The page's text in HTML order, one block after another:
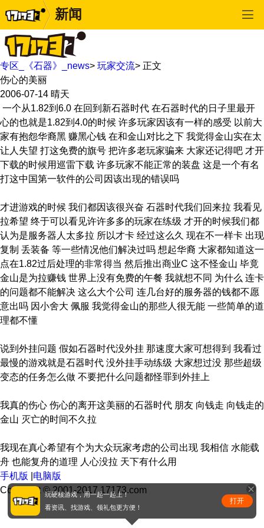
新闻
专区_《石器》_news> 玩家交流> 正文
伤心的美丽
2006-07-14 晴天
一个从1.82到6.0 在回到新石器时代 在石器时代的日子里最开
心的也就是1.82到4.0的时候 许多玩家因该有一样的感受 以前大
家有抱怨华裔黑 赚黑心钱 在和金山对比之下 我觉得金山实在太
让人失望 打这免费的旗号 把许多老玩家骗来 大家还记得吧 才开
下载的时候用巡雷下载 许多玩家不能正常的装盘 这是一个有名
打这中国第一软件的公司因该出现的错误吗
才进游戏的时候 我们都因该很兴奋 石器时代我们回来拉 我看见
拉希望 终于可以看见许许多多的玩家在练级 才开的时候我们都
认为是服务器人太多拉 所以才卡 经过这么久 现在不一样卡 出现
复制 丢装备 等一些情况他们解决过吗 想起华裔 大家都知道这一
点在1.82过后处理的非常得当 然后推出商业C 这不怪金山 毕竟
金山是为拉赚钱 世界上没有免费的午餐 我就想不同 为什么 连卡
的问题都不能解决 这么大个公司 连几台好的服务器的钱都不愿
意出吗 因小舍大 佩服 我觉得金山的那些人很无能 一些简单的道
理都不懂
说到外挂问题 假如石器时代没外挂 那速度大家可想得到 我看过
最慢的游戏就是石器时代 没外挂手动练级 大家想过没 那些超级
变态的任务怎么做 不要把什么问题都怪罪到外挂上
我真的伤心 伤心的离开这美丽的石器时代 朋友 向钱走 向钱走的
金山 灭亡的时间不久拉
我现在真心希望有个为大众玩家考虑的公司出现 我相信 水能载
舟 也能复舟的道理 人心没拉 天下有什么用
手机版
电脑版
Copyright © 2001-2017 17173.com
玩硬核游戏，用一起一起上！
看资讯、找游戏、领礼包更方便！
打开